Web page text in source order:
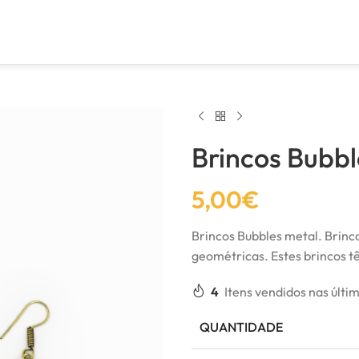
Brincos
5,00€
Brincos Bubbles metal.
geométricas. Estes brincos
4 Itens vendidos nas
QUANTIDADE